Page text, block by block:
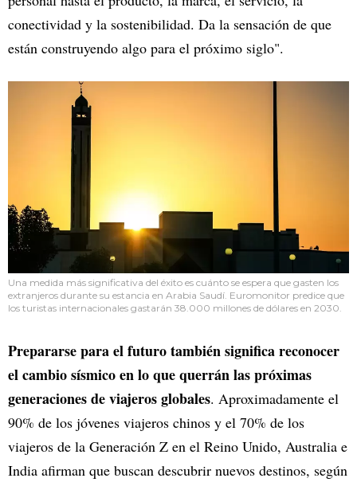
conectividad y la sostenibilidad. Da la sensación de que
están construyendo algo para el próximo siglo".
Una medida más significativa del éxito es cuánto se espera que gasten los
extranjeros durante su estancia en Arabia Saudí. Euromonitor predice que
los turistas internacionales gastarán 38.000 millones de dólares en 2030.
Prepararse para el futuro también significa reconocer
el cambio sísmico en lo que querrán las próximas
generaciones de viajeros globales. Aproximadamente el
90% de los jóvenes viajeros chinos y el 70% de los
viajeros de la Generación Z en el Reino Unido, Australia e
India afirman que buscan descubrir nuevos destinos, según